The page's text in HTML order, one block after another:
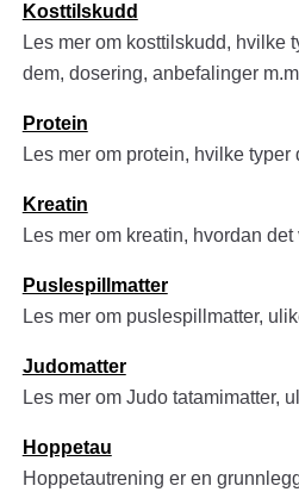
Kosttilskudd
Les mer om kosttilskudd, hvilke
dem, dosering, anbefalinger
Protein
Les mer om protein, hvilke
Kreatin
Les mer om kreatin, hvordan
Puslespillmatter
Les mer om puslespillmatter,
Judomatter
Les mer om Judo tatamimatter,
Hoppetau
Hoppetautrening er en